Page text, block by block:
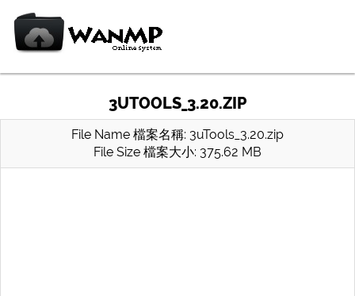
3UTOOLS_3.20.ZIP
File Name 檔案名稱: 3uTools_3.20.zip
File Size 檔案大小: 375.62 MB